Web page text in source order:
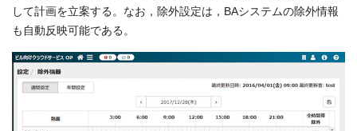
して計画を立案する。なお，除外設定は，BAシステムの除外情報
も自動反映可能である。